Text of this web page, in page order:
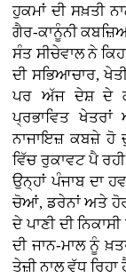
ਹੁਕਮਾਂ ਦੀ ਸਖ਼ਤੀ
ਗੈਰ-ਕਾਨੂੰਨੀ
ਸੰਤ ਸੀਚੇਵਾਲ ਨੇ
ਦੀ ਸਭਿਆਚਾਰ,
ਪਰ ਅੱਜ ਦੇਸ਼ ਦੇ
ਪ੍ਰਭਾਵਿਤ
ਨਾਜਾਇਜ਼ ਕਬਜ਼ੇ ਹੋ
ਵਿੱਚ ਰੁਕਾਵਟ ਪੈ
ਉਨ੍ਹਾਂ ਪੰਜਾਬ ਦਾ
ਚੋਆਂ, ਡਰੇਨਾਂ ਅਤੇ
ਦੇ ਪਾਣੀ ਦੀ
ਦੀ ਜਾਨ-ਮਾਲ ਨੂੰ
ਤੇਜ਼ੀ ਨਾਲ ਵੱਧ ਰਿਹਾ